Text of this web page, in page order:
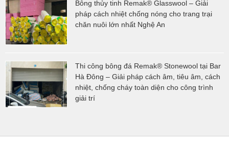
Bông thủy tinh Remak® Glasswool – Giải
pháp cách nhiệt chống nóng cho trang trại
chăn nuôi lớn nhất Nghệ An
Thi công bông đá Remak® Stonewool tại Bar
Hà Đông – Giải pháp cách âm, tiêu âm, cách
nhiệt, chống cháy toàn diện cho công trình
giải trí